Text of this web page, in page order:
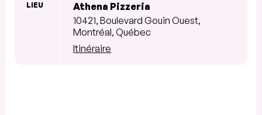
LIEU
Athena Pizzeria
10421, Boulevard Gouin Ouest,
Montréal, Québec
Itinéraire